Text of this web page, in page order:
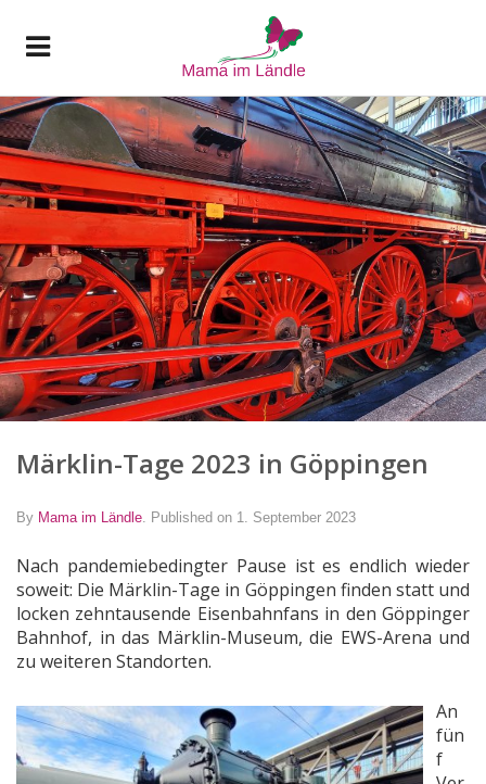
Märklin-Tage 2023 in Göppingen
By Mama im Ländle Published on 1. September 2023
Nach pandemiebedingter Pause ist es endlich wieder
soweit: Die Märklin-Tage in Göppingen finden statt und
locken zehntausende Eisenbahnfans in den Göppinger
Bahnhof, in das Märklin-Museum, die EWS-Arena und
zu weiteren Standorten.
An
fün
f